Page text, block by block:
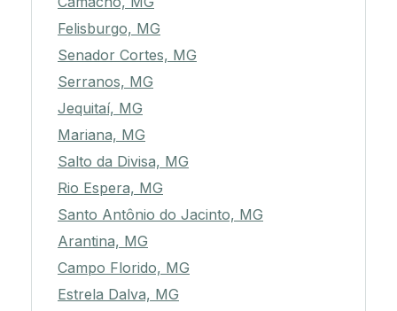
Felisburgo, MG
Senador Cortes, MG
Serranos, MG
Jequitaí, MG
Mariana, MG
Salto da Divisa, MG
Rio Espera, MG
Santo Antônio do Jacinto, MG
Arantina, MG
Campo Florido, MG
Estrela Dalva, MG